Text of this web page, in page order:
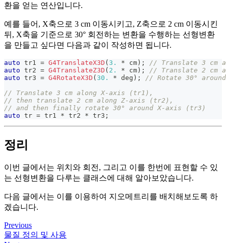
환을 얻는 연산입니다.
예를 들어, X축으로 3 cm 이동시키고, Z축으로 2 cm 이동시킨
뒤, X축을 기준으로 30° 회전하는 변환을 수행하는 선형변환
을 만들고 싶다면 다음과 같이 작성하면 됩니다.
auto tr1 = G4TranslateX3D ( 3. * cm) ;
// Translate 3 cm
auto tr2 = G4TranslateZ3D ( 2. * cm) ;
// Translate 2 cm
auto tr3 = G4RotateX3D ( 30. * deg ) ;
// Rotate 30°
// Translate 3 cm along X-axis (tr1),
// then translate 2 cm along Z-axis (tr2),
// and then finally rotate 30° around X-axis (tr3)
auto tr = tr1 * tr2 * tr3 ;
정리
이번 글에서는 위치와 회전, 그리고 이를 한번에 표현할 수 있
는 선형변환을 다루는 클래스에 대해 알아보았습니다.
다음 글에서는 이를 이용하여 지오메트리를 배치해보도록 하
겠습니다.
Previous
물질 정의 및 사용